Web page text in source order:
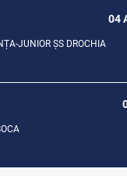
04
JUNIOR ȘS DROCHIA